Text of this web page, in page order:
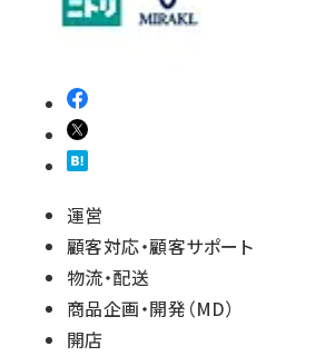
運営
顧客対応・顧客サポート
物流・配送
商品企画・開発（MD）
開店